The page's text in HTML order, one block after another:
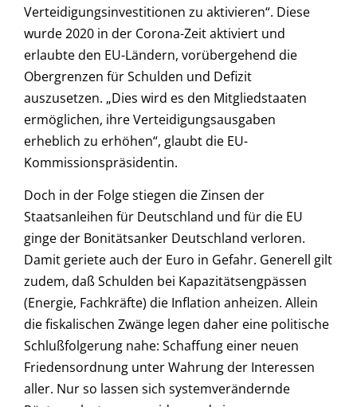
Verteidigungsinvestitionen zu aktivieren“. Diese
wurde 2020 in der Corona-Zeit aktiviert und
erlaubte den EU-Ländern, vorübergehend die
Obergrenzen für Schulden und Defizit
auszusetzen. „Dies wird es den Mitgliedstaaten
ermöglichen, ihre Verteidigungsausgaben
erheblich zu erhöhen“, glaubt die EU-
Kommissionspräsidentin.
Doch in der Folge stiegen die Zinsen der
Staatsanleihen für Deutschland und für die EU
ginge der Bonitätsanker Deutschland verloren.
Damit geriete auch der Euro in Gefahr. Generell gilt
zudem, daß Schulden bei Kapazitätsengpässen
(Energie, Fachkräfte) die Inflation anheizen. Allein
die fiskalischen Zwänge legen daher eine politische
Schlußfolgerung nahe: Schaffung einer neuen
Friedensordnung unter Wahrung der Interessen
aller. Nur so lassen sich systemverändernde